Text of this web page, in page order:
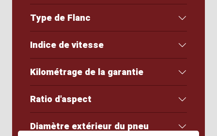
Type de Flanc
Indice de vitesse
Kilométrage de la garantie
Ratio d'aspect
Diamètre extérieur du pneu